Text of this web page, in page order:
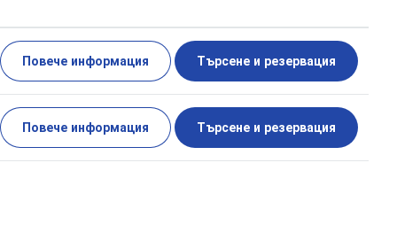
Повече информация Търсене и резервация
Повече информация Търсене и резервация